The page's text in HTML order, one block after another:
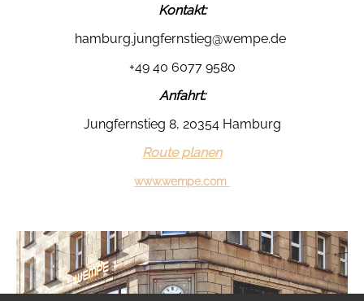
Kontakt:
hamburg.jungfernstieg@wempe.de
+49 40 6077 9580
Anfahrt:
Jungfernstieg 8, 20354 Hamburg
Route planen
www.wempe.com